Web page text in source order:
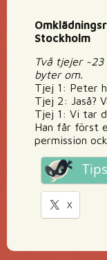
Stockholm
Två tjejer
byter om.
Tjej 1: Peter
Tjej 2: Jaså?
Tjej 1: Vi tar
Han får först
permission
X